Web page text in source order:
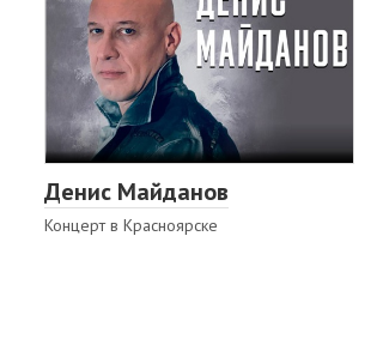
Денис Майданов
Концерт в Красноярске